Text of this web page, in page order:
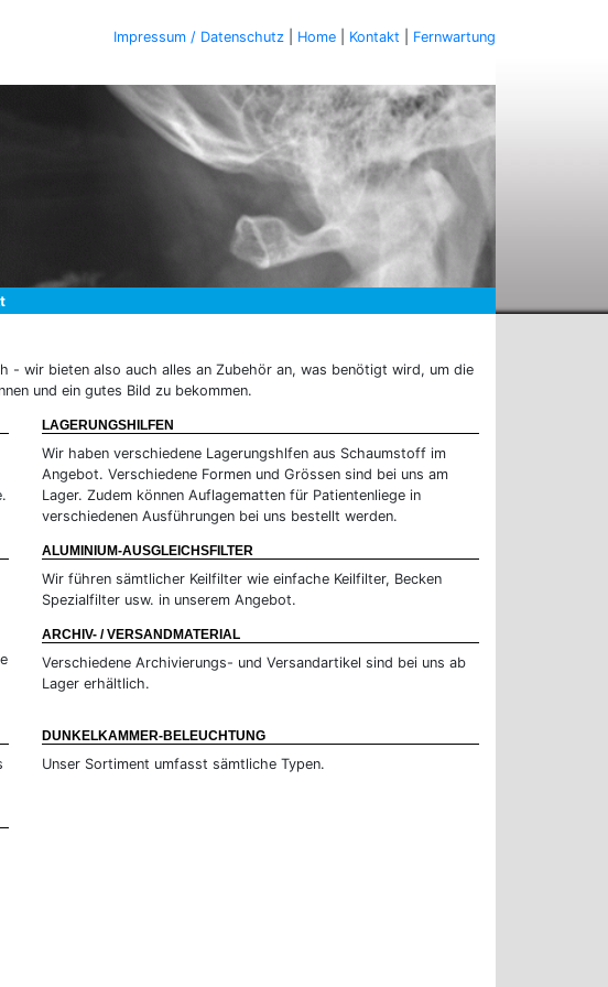
Impressum / Datenschutz Home Kontakt Fernwartung
- wir bieten also auch alles an Zubehör an, was benötigt wird, um die
und ein gutes Bild zu bekommen.
LAGERUNGSHILFEN
Wir haben verschiedene Lagerungshlfen aus Schaumstoff im
Angebot. Verschiedene Formen und Grössen sind bei uns am
Lager. Zudem können Auflagematten für Patientenliege in
verschiedenen Ausführungen bei uns bestellt werden.
ALUMINIUM-AUSGLEICHSFILTER
Wir führen sämtlicher Keilfilter wie einfache Keilfilter, Becken
Spezialfilter usw. in unserem Angebot.
ARCHIV- / VERSANDMATERIAL
Verschiedene Archivierungs- und Versandartikel sind bei uns ab
Lager erhältlich.
DUNKELKAMMER-BELEUCHTUNG
Unser Sortiment umfasst sämtliche Typen.